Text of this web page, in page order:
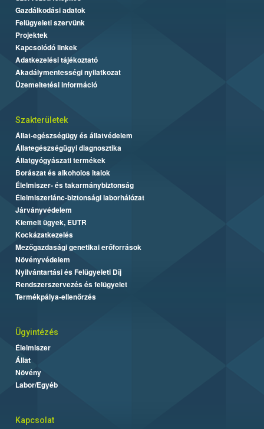
Gazdálkodási adatok
Felügyeleti szervünk
Projektek
Kapcsolódó linkek
Adatkezelési tájékoztató
Akadálymentességi nyilatkozat
Üzemeltetési információ
Szakterületek
Állat-egészségügy és állatvédelem
Állategészségügyi diagnosztika
Állatgyógyászati termékek
Borászat és alkoholos italok
Élelmiszer- és takarmánybiztonság
Élelmiszerlánc-biztonsági laborhálózat
Járványvédelem
Kiemelt ügyek, EUTR
Kockázatkezelés
Mezőgazdasági genetikai erőforrások
Növényvédelem
Nyilvántartási és Felügyeleti Díj
Rendszerszervezés és felügyelet
Termékpálya-ellenőrzés
Ügyintézés
Élelmiszer
Állat
Növény
Labor/Egyéb
Kapcsolat